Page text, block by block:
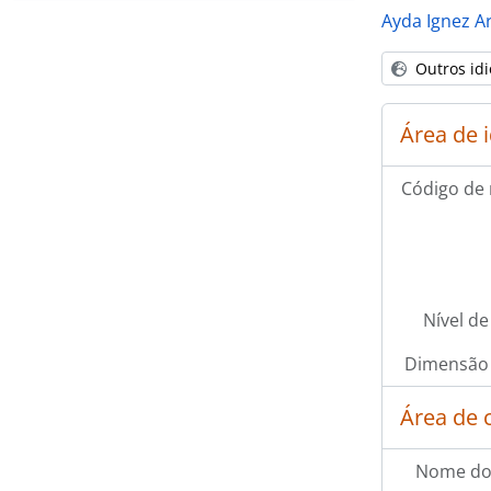
Ayda Ignez
Outros
Área de
Código
Nível
Área de
Nome